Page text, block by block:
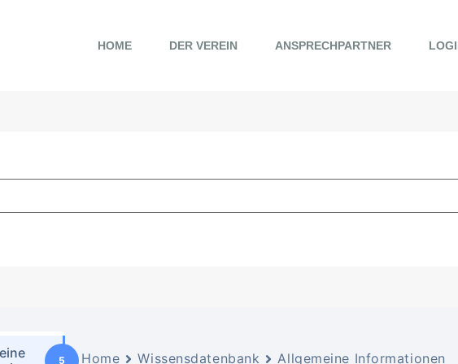
HOME DER VEREIN ANSPRECHPARTNER
5 Home Wissensdatenbank Allgemeine Informationen